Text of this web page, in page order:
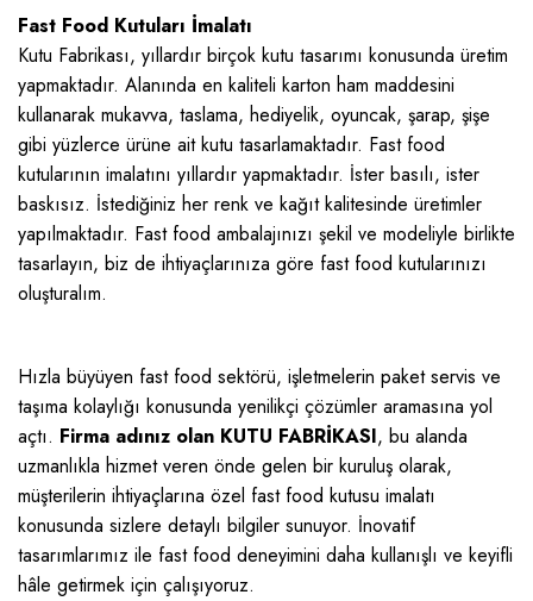
Fast Food Kutuları İmalatı
Kutu Fabrikası, yıllardır birçok kutu tasarımı konusunda üretim
yapmaktadır. Alanında en kaliteli karton ham maddesini
kullanarak mukavva, taslama, hediyelik, oyuncak, şarap, şişe
gibi yüzlerce ürüne ait kutu tasarlamaktadır. Fast food
kutularının imalatını yıllardır yapmaktadır. İster basılı, ister
baskısız. İstediğiniz her renk ve kağıt kalitesinde üretimler
yapılmaktadır. Fast food ambalajınızı şekil ve modeliyle birlikte
tasarlayın, biz de ihtiyaçlarınıza göre fast food kutularınızı
oluşturalım.
Hızla büyüyen fast food sektörü, işletmelerin paket servis ve
taşıma kolaylığı konusunda yenilikçi çözümler aramasına yol
açtı. Firma adınız olan KUTU FABRİKASI, bu alanda
uzmanlıkla hizmet veren önde gelen bir kuruluş olarak,
müşterilerin ihtiyaçlarına özel fast food kutusu imalatı
konusunda sizlere detaylı bilgiler sunuyor. İnovatif
tasarımlarımız ile fast food deneyimini daha kullanışlı ve keyifli
hâle getirmek için çalışıyoruz.